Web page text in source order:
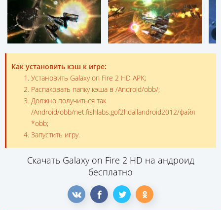
Как установить кэш к игре:
Установить Galaxy on Fire 2 HD APK;
Распаковать папку кэша в /Android/obb/;
Должно получиться так
/Android/obb/net.fishlabs.gof2hdallandroid2012/файл
*obb;
Запустить игру.
Скачать Galaxy on Fire 2 HD на андроид
бесплатно